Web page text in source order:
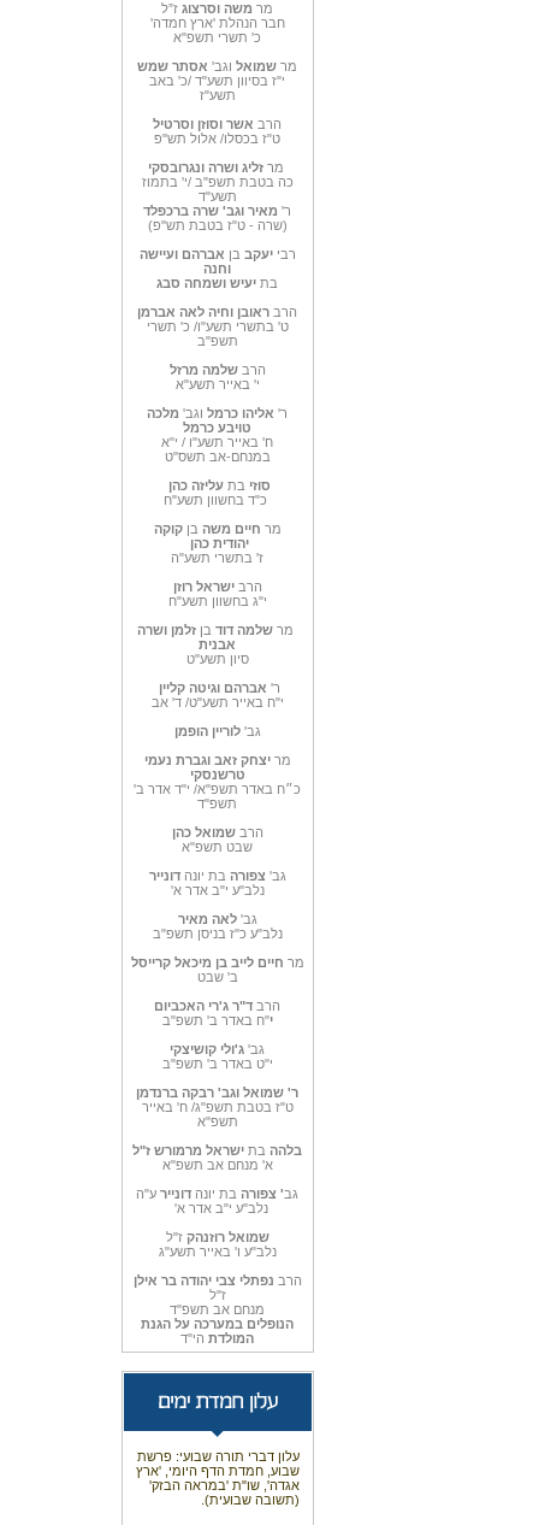
מר משה וסרצוג ז”ל
חבר הנהלת 'ארץ חמדה'
כ' תשרי תשפ"א
מר שמואל וגב' אסתר שמש
י"ז בסיוון תשע"ד /כ' באב
תשע"ז
הרב אשר וסוזן וסרטיל
ט"ז בכסלו/ אלול תש"פ
מר זליג ושרה ונגרובסקי
כה בטבת תשפ"ב /י' בתמוז
תשע"ד
ר' מאיר וגב' שרה ברכפלד
(שרה - ט"ז בטבת תש"פ)
רבייעקב בן אברהם ועיישה
וחנה
בת יעיש ושמחה סבג
הרב ראובן וחיה לאה אברמן
ט' בתשרי תשע"ו/ כ' תשרי
תשפ"ב
הרב שלמה מרזל
י' באייר תשע"א
ר' אליהו כרמל וגב' מלכה
טויבע כרמל
ח' באייר תשע"ו / י"א
במנחם-אב תשס"ט
סוזי בתעליזה כהן
כ"ד בחשוון תשע"ח
מר חיים משה בן קוקה
יהודית כהן
ז' בתשרי תשע"ה
הרב ישראל רוזן
י"ג בחשוון תשע"ח
מר שלמה דוד בן זלמן ושרה
אבנית
סיון תשע"ט
ר' אברהם וגיטה קליין
י"ח באייר תשע"ט/ ד' אב
גב' לוריין הופמן
מר יצחק זאב וגברת נעמי
טרשנסקי
כ״ח באדר תשפ"א/ י"ד אדר ב'
תשפ"ד
הרבשמואל כהן
שבט תשפ"א
גב' צפורה בת יונהדונייר
נלב"ע י"ב אדר א'
גב' לאה מאיר
נלב"ע כ"ז בניסן תשפ"ב
מר חיים לייב בן מיכאל קרייסל
ב' שבט
הרב ד"ר ג'רי האכביום
י"ח באדר ב' תשפ"ב
גב' ג'ולי קושיצקי
י"ט באדר ב' תשפ"ב
ר' שמואל וגב' רבקה ברנדמן
ט"ז בטבת תשפ"ג/ ח' באייר
תשפ"א
בלהה בת ישראל מרמורש ז"ל
א' מנחם אב תשפ"א
גב' צפורה בת יונה דונייר ע"ה
נלב"ע י"ב אדר א'
שמואל רוזנהק ז"ל
נלב"ע ו' באייר תשע"ג
הרב נפתלי צבי יהודה בר אילן
ז"ל
מנחם אב תשפ"ד
הנופלים במערכה על הגנת
המולדת הי"ד
עלון דברי תורה שבועי: פרשת
שבוע, חמדת הדף היומי, 'ארץ
אגדה', שו"ת 'במראה הבזק'
(תשובה שבועית).